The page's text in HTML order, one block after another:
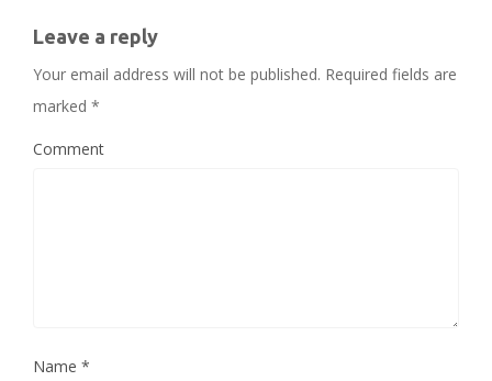
Leave a reply
Your email address will not be published. Required fields are
marked *
Comment
Name *